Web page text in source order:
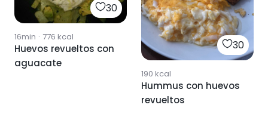
30
16min · 776 kcal
Huevos revueltos con
aguacate
30
190 kcal
Hummus con huevos
revueltos